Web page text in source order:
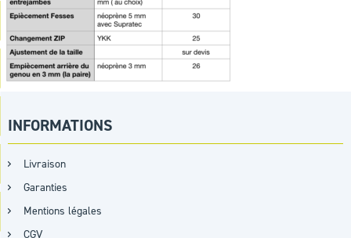
INFORMATIONS
Livraison
Garanties
Mentions légales
CGV